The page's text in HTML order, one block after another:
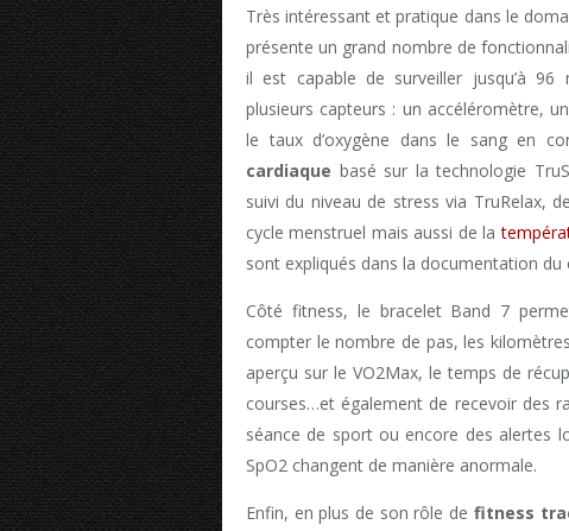
Très intéressant et pratique dans le
présente un grand nombre de
il est capable de surveiller jusqu’à 96
plusieurs capteurs : un accéléromètre,
le taux d’oxygène dans le sang en
cardiaque basé sur la technologie
suivi du niveau de stress via TruRelax,
cycle menstruel mais aussi de la
sont expliqués dans la documentation du
Côté fitness, le bracelet Band 7
compter le nombre de pas, les
aperçu sur le VO2Max, le temps de
courses…et également de recevoir des
séance de sport ou encore des alertes
SpO2 changent de manière anormale.
Enfin, en plus de son rôle de fitness